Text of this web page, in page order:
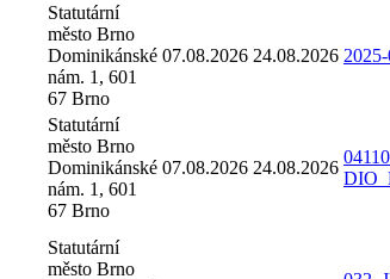
Statutární
město Brno
Dominikánské
nám. 1, 601
67 Brno
07.08.2026 24.08.2026
Statutární
město Brno
Dominikánské
nám. 1, 601
67 Brno
07.08.2026 24.08.2026
Statutární
město Brno